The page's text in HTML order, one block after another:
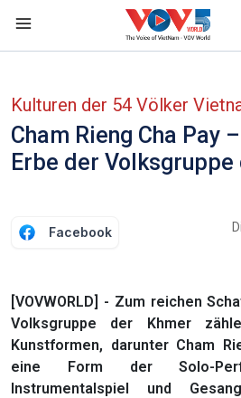
Kulturen der 54 Völker
Cham Rieng Cha Pay
Erbe der Volksgruppe
Facebook
[VOVWORLD] - Zum reichen
Volksgruppe der Khmer
Kunstformen, darunter Cham
eine Form der Solo-
Instrumentalspiel und